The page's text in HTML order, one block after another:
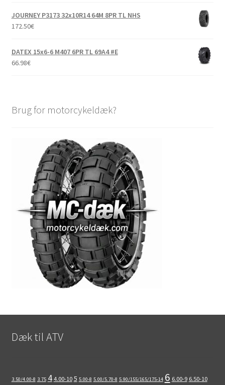
JOURNEY P3173 32x10R14 64M 8PR TL NHS
172.50€
DATEX 15x6-6 M407 6PR TL 69A4 #E
66.98€
Brug for motorcykeldæk?
Dæk til ATV
3.50/4.00-8 3.75 4 4.00-10 5 5.00-8 5.00/5.70-8 5.90/155/165/175-14 6 6.00-9 6.50-10